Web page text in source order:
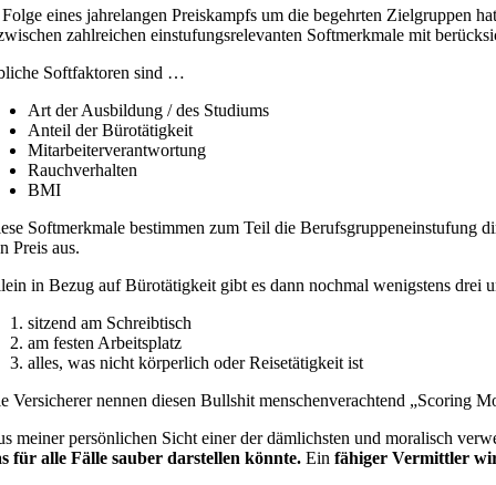
eines jahrelangen Preiskampfs um die begehrten Zielgruppen
zahlreichen einstufungsrelevanten Softmerkmale mit
Softfaktoren sind …
Art der Ausbildung / des Studiums
Anteil der Bürotätigkeit
Mitarbeiterverantwortung
Rauchverhalten
BMI
Softmerkmale bestimmen zum Teil die Berufsgruppeneinstufung
Preis aus.
in Bezug auf Bürotätigkeit gibt es dann nochmal wenigstens drei
sitzend am Schreibtisch
am festen Arbeitsplatz
alles, was nicht körperlich oder Reisetätigkeit ist
Versicherer nennen diesen Bullshit menschenverachtend „Scoring
meiner persönlichen Sicht einer der dämlichsten und moralisch
für alle Fälle sauber darstellen könnte.Ein fähiger Vermittler